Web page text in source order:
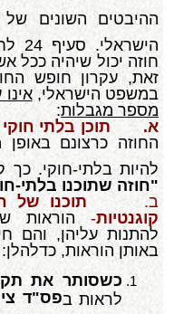
ההיבטים השונים
הישראלי. סעיף 24 לחוק החוזים
חוזה יכול שיהיה ככל
זאת, עקרון חופש
במשפט הישראלי,
מספר מגבלות:
א. תוכן בלתי חוקי
החוזה כרצונם
להיות בלתי-חוקי. כך קובע
"חוזה שתוכנו בלתי-
ב. תוכנו של
קוגנטיות- הוראות
להתנות עליהן, והם
באותן הוראות, כדלהלן:
כשסותר את
לראות בפס"ד